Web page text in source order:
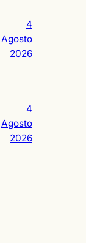
4
Agosto
2026
4
Agosto
2026